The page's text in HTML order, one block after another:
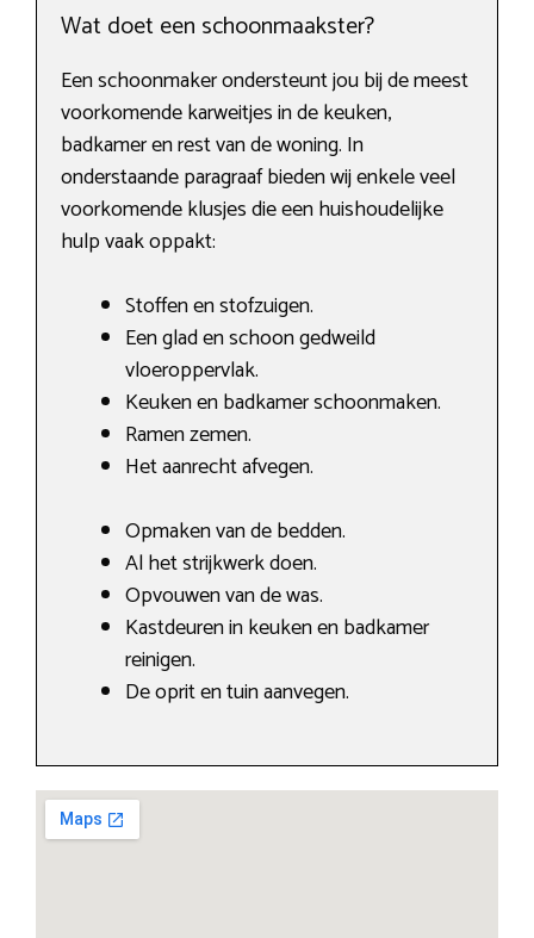
Wat doet een schoonmaakster?
Een schoonmaker ondersteunt jou bij de meest
voorkomende karweitjes in de keuken,
badkamer en rest van de woning. In
onderstaande paragraaf bieden wij enkele veel
voorkomende klusjes die een huishoudelijke
hulp vaak oppakt:
Stoffen en stofzuigen.
Een glad en schoon gedweild
vloeroppervlak.
Keuken en badkamer schoonmaken.
Ramen zemen.
Het aanrecht afvegen.
Opmaken van de bedden.
Al het strijkwerk doen.
Opvouwen van de was.
Kastdeuren in keuken en badkamer
reinigen.
De oprit en tuin aanvegen.